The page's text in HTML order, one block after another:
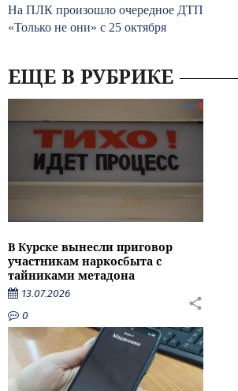
На ПЛК произошло очередное ДТП
«Только не они» с 25 октября
ЕЩЕ В РУБРИКЕ
В Курске вынесли приговор
участникам наркосбыта с
тайниками метадона
13.07.2026
0